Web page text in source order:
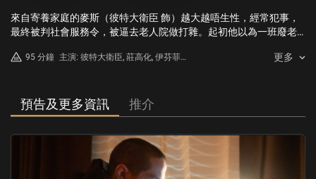
來自寄養家庭的麥斯（彼特大衛臣 飾）越大越唔生性，經常犯事，
最終被判社會服務令，被逼去老人院做打雜。起初他以為一班廢老
麥斯冒險闖進禁止進入的老人院四樓，一連串心寒詭怪事件接連發
95 分鐘 主演: 彼特大衛臣, 莊高化, 伊芬菲臘
更多
預告及更多資訊 推介